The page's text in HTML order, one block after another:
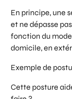
En principe, une
et ne dépasse
fonction du
domicile, en
Exemple de
Cette posture